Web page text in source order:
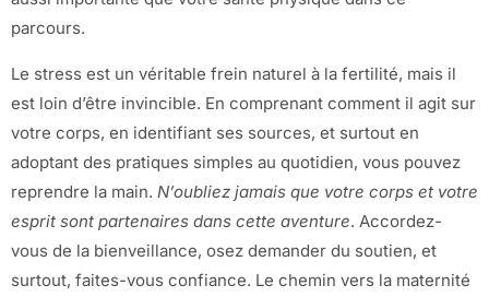
parcours.
Le stress est un véritable frein naturel à la fertilité, mais il
est loin d’être invincible. En comprenant comment il agit sur
votre corps, en identifiant ses sources, et surtout en
adoptant des pratiques simples au quotidien, vous pouvez
reprendre la main. N’oubliez jamais que votre corps et votre
esprit sont partenaires dans cette aventure. Accordez-
vous de la bienveillance, osez demander du soutien, et
surtout, faites-vous confiance. Le chemin vers la maternité